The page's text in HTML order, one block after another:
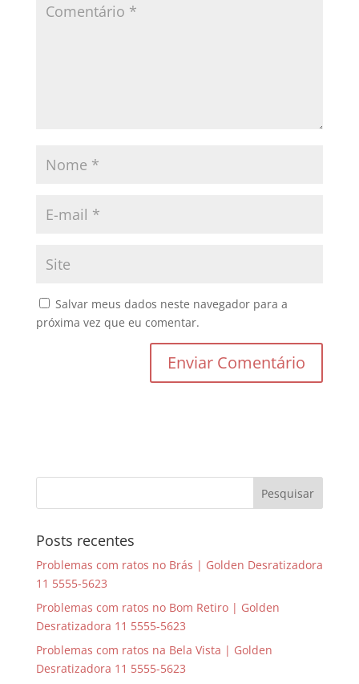
Salvar meus dados neste navegador para a
próxima vez que eu comentar.
Posts recentes
Problemas com ratos no Brás | Golden Desratizadora
11 5555-5623
Problemas com ratos no Bom Retiro | Golden
Desratizadora 11 5555-5623
Problemas com ratos na Bela Vista | Golden
Desratizadora 11 5555-5623